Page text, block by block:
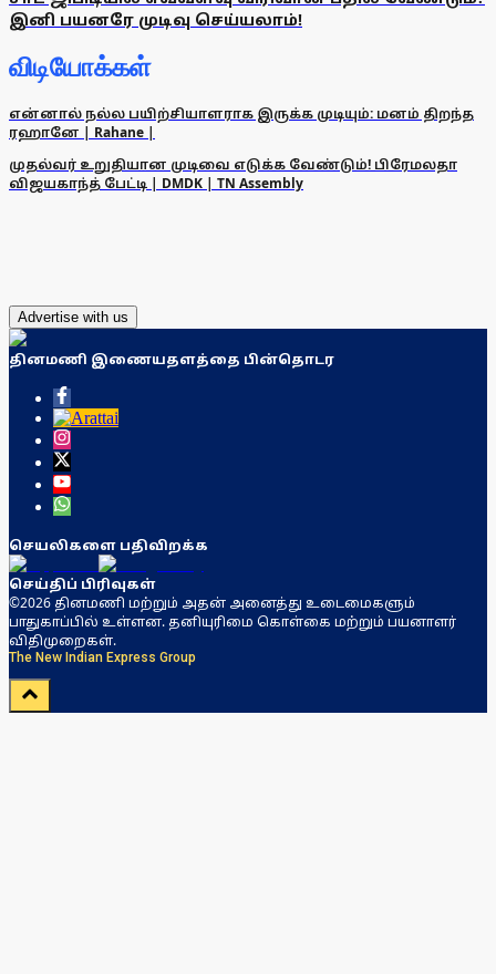
இனி பயனரே முடிவு செய்யலாம்!
விடியோக்கள்
என்னால் நல்ல பயிற்சியாளராக இருக்க முடியும்: மனம் திறந்த
ரஹானே | Rahane |
முதல்வர் உறுதியான முடிவை எடுக்க வேண்டும்! பிரேமலதா
விஜயகாந்த் பேட்டி | DMDK | TN Assembly
Advertise with us
தினமணி இணையதளத்தை பின்தொடர
செயலிகளை பதிவிறக்க
செய்திப் பிரிவுகள்
©2026 தினமணி மற்றும் அதன் அனைத்து உடைமைகளும்
பாதுகாப்பில் உள்ளன. தனியுரிமை கொள்கை மற்றும் பயனாளர்
விதிமுறைகள்.
The New Indian Express Group